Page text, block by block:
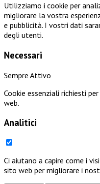
Utilizziamo i cookie per
migliorare la vostra
e pubblicità. I vostri dati
degli utenti.
Necessari
Sempre Attivo
Cookie essenziali richiesti
web.
Analitici
Ci aiutano a capire come i
sito web per migliorare i